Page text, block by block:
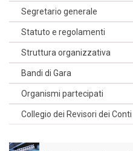
Segretario generale
Statuto e regolamenti
Struttura organizzativa
Bandi di Gara
Organismi partecipati
Collegio dei Revisori dei Conti